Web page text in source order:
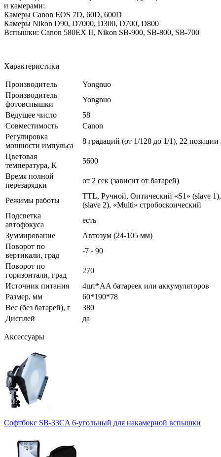
и камерами:
Камеры Canon EOS 7D, 60D, 600D
Камеры Nikon D90, D7000, D300, D700, D800
Вспышки: Canon 580EX II, Nikon SB-900, SB-800, SB-700
Характеристики
Производитель
Yongnuo
Производитель
фотовспышки
Yongnuo
Ведущее число
58
Совместимость
Canon
Регулировка
мощности импульса
8 градаций (от 1/128 до 1/1), 22
Цветовая
температура, К
5600
Время полной
перезарядки
от 2 сек (зависит от батарей)
Режимы работы
TTL, Ручной, Оптический «S1» (slave
(slave 2), «Multi» стробоскоический
Подсветка
автофокуса
есть
Зуммирование
Автозум (24-105 мм)
Поворот по
вертикали, град
-7 - 90
Поворот по
горизонтали, град
270
Источник питания
4шт*AA батареек или аккумуляторов
Размер, мм
60*190*78
Вес (без батарей), г
380
Дисплей
да
Аксессуары
Софтбокс SB-33CA 6-угольный для накамерной вспышки